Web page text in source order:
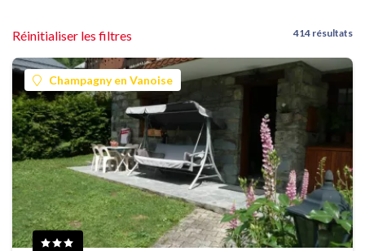
Réinitialiser les filtres 414 résultats
Champagny en Vanoise